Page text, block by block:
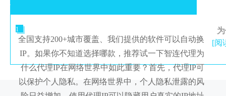
1
全国支持200+城市覆盖、我们提供的软件可以自动换
IP。如果你不知道选择哪款，推荐试一下智连代理为
什么代理IP在网络世界中如此重要？首先，代理IP可
以保护个人隐私。在网络世界中，个人隐私泄露的风
[阅